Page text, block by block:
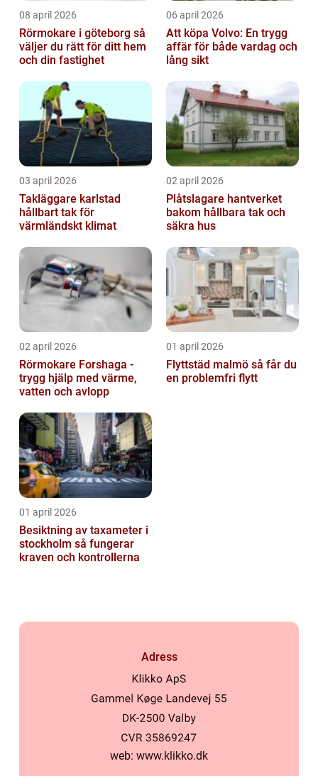
08 april 2026
Rörmokare i göteborg så
väljer du rätt för ditt hem
och din fastighet
06 april 2026
Att köpa Volvo: En trygg
affär för både vardag och
lång sikt
03 april 2026
Takläggare karlstad
hållbart tak för
värmländskt klimat
02 april 2026
Plåtslagare hantverket
bakom hållbara tak och
säkra hus
02 april 2026
Rörmokare Forshaga -
trygg hjälp med värme,
vatten och avlopp
01 april 2026
Flyttstäd malmö så får du
en problemfri flytt
01 april 2026
Besiktning av taxameter i
stockholm så fungerar
kraven och kontrollerna
Adress
web: www.klikko.dk